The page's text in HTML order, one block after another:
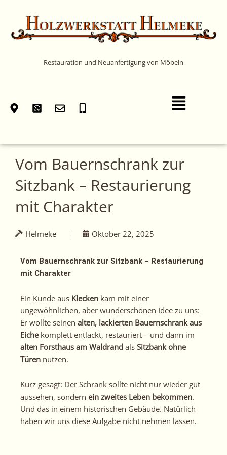
springen
Restauration und Neuanfertigung von Möbeln
Main
Menu
Vom Bauernschrank zur
Sitzbank – Restaurierung
mit Charakter
Helmeke Oktober 22, 2025
Vom Bauernschrank zur Sitzbank – Restaurierung
mit Charakter
Ein Kunde aus Klecken kam mit einer
ungewöhnlichen, aber wunderschönen Idee zu uns:
Er wollte seinen alten, lackierten Bauernschrank aus
Eichekomplett entlackt, restauriert – und dann im
alten Forsthaus am Waldrand als Sitzbank ohne
Türen nutzen.
Kurz gesagt: Der Schrank sollte nicht nur wieder gut
aussehen, sondern ein zweites Leben bekommen.
Und das in einem historischen Gebäude. Natürlich
haben wir uns diese Aufgabe nicht nehmen lassen.